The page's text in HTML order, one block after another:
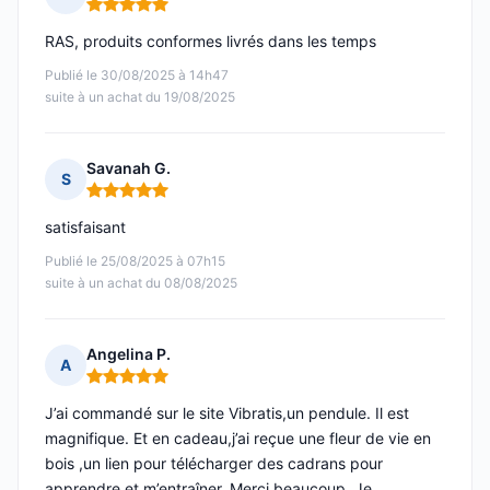
Note : 5 sur 5
Publié le 30/08/2025 à 14h47
suite à un achat du 19/08/2025
RAS, produits conformes livrés dans les temps
S
Savanah G.
Note : 5 sur 5
Publié le 25/08/2025 à 07h15
suite à un achat du 08/08/2025
satisfaisant
A
Angelina P.
Note : 5 sur 5
J’ai commandé sur le site Vibratis,un pendule. Il est
magnifique. Et en cadeau,j’ai reçue une fleur de vie en
bois ,un lien pour télécharger des cadrans pour